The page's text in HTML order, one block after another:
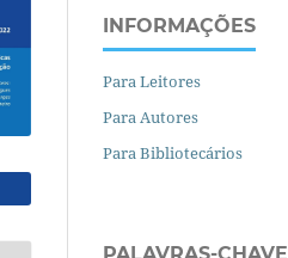
INFORMAÇÕES
Para Leitores
Para Autores
Para Bibliotecários